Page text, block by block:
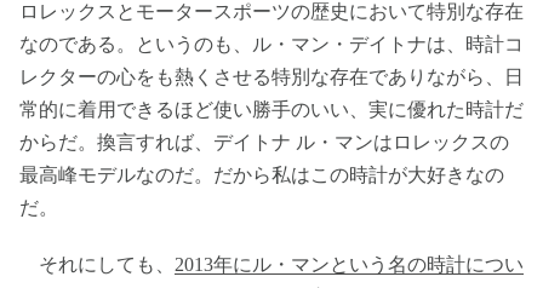
ロレックスとモータースポーツの歴史において特別な存在
なのである。というのも、ル・マン・デイトナは、時計コ
レクターの心をも熱くさせる特別な存在でありながら、日
常的に着用できるほど使い勝手のいい、実に優れた時計だ
からだ。換言すれば、デイトナ ル・マンはロレックスの
最高峰モデルなのだ。だから私はこの時計が大好きなの
だ。
それにしても、 2013年にル・マンという名の時計につい